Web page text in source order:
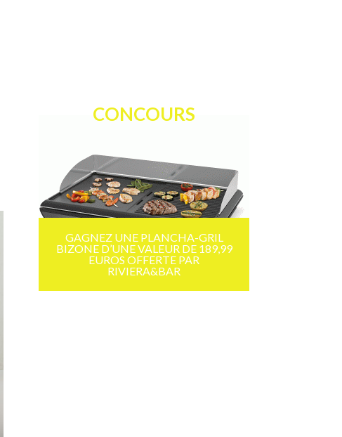
CONCOURS
GAGNEZ UNE PLANCHA-GRIL
BIZONE D’UNE VALEUR DE 189,99
EUROS OFFERTE PAR
RIVIERA&BAR